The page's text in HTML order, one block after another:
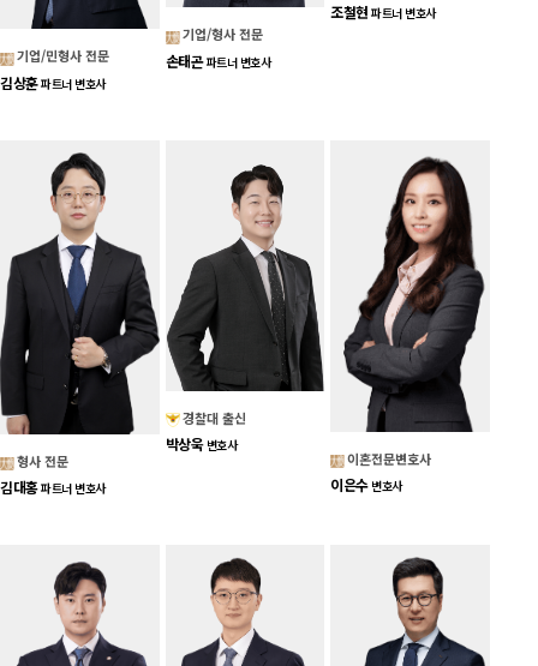
기업/민형사 전문
김상훈파트너 변호사
기업/형사 전문
손태곤파트너 변호사
조철현 파트너 변호사
형사 전문
김대홍파트너 변호사
경찰대 출신
박상욱변호사
이혼전문변호사
이은수변호사